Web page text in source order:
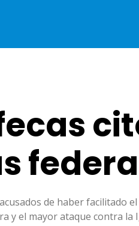
de haber facilitado
y el mayor ataque contra la